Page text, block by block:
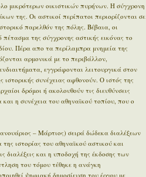
μικρότερων οικιστικών πυρήνων. Η σύγχρονη
της. Οι αστικοί περίπατοι περιορίζονται σε
παρελθόν της πόλης. Βέβαια, οι
της σύγχρονης αστικής εικόνας το
Πέρα απο τα περίλαμπρα μνημεία της
αρμονικά με το περιβάλλον,
εγγράφονται λειτουργικά στον
συνέχειας αφθονούν. Ο ιστός της
δρόμοι ή ακολουθούν τις διευθύνσεις
και η συνέχεια του αθηναϊκού τοπίου, που ο
– Μάρτιος) σειρά δώδεκα διαλέξεων
ιστορίας του αθηναϊκού αστικού και
διαλέξεις και η υποδοχή της έκδοσης των
του τόμου τέθηκε η ανάγκη
ψηφιακή δημοσίευση του έργου με